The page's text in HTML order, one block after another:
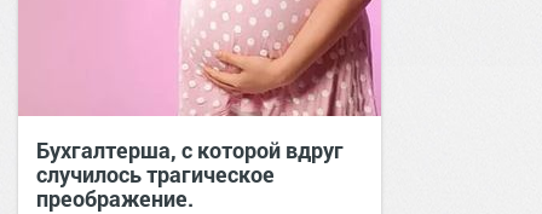
Бухгалтерша, с которой вдруг
случилось трагическое
преображение.